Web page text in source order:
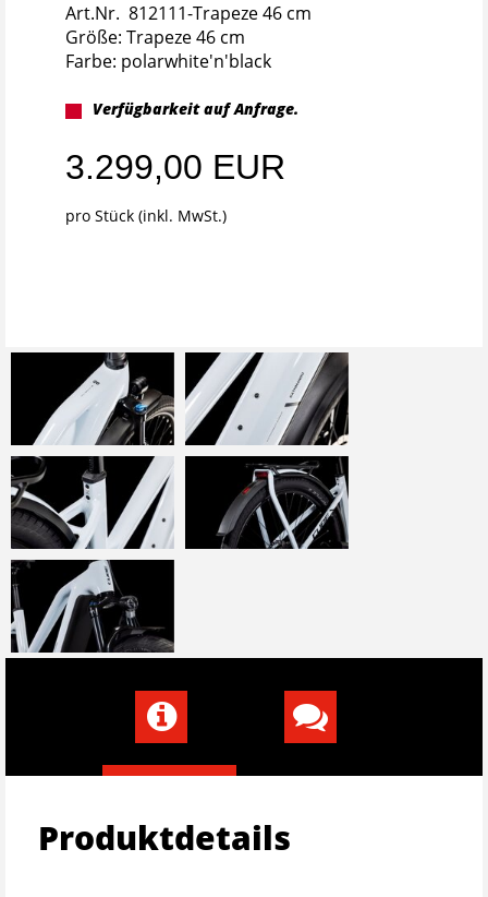
Art.Nr. 812111-Trapeze 46 cm
Größe: Trapeze 46 cm
Farbe: polarwhite'n'black
Verfügbarkeit auf Anfrage.
3.299,00 EUR
pro Stück (inkl. MwSt.)
Produktdetails